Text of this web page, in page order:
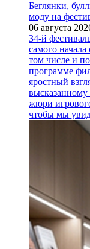
Беглянки,
моду на
06 августа
34-й
самого
том числе и
программе
яростный
жюри
чтобы мы